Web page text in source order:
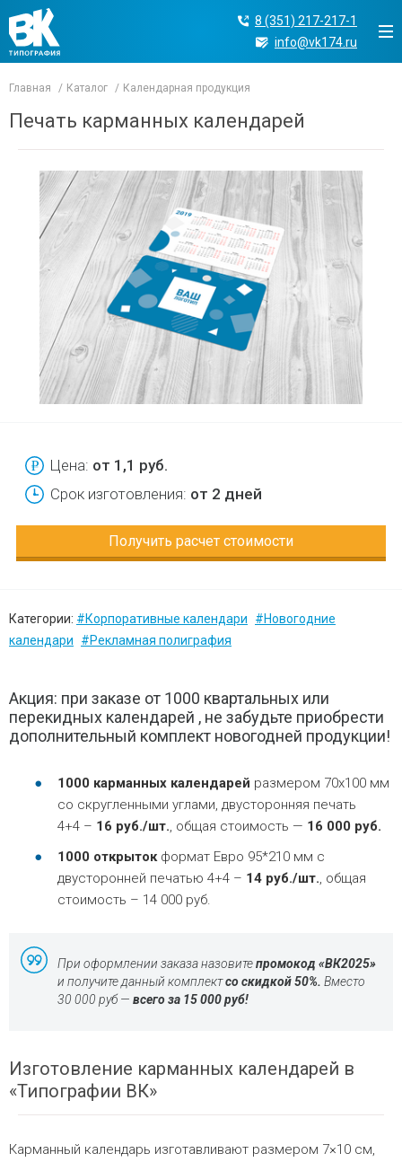
8 (351) 217-217-1
info@vk174.ru
Главная Каталог Календарная продукция
Печать карманных календарей
Цена: от 1,1 руб.
Срок изготовления: от 2 дней
Получить расчет стоимости
Категории: #Корпоративные календари
#Новогодние
календари
#Рекламная полиграфия
Акция: при заказе от 1000 квартальных или
перекидных календарей , не забудьте приобрести
дополнительный комплект новогодней продукции!
1000 карманных календарей размером 70x100 мм
со скругленными углами, двусторонняя печать
4+4 – 16 руб./шт., общая стоимость — 16 000 руб.
1000 открытокформат Евро 95*210 мм с
двусторонней печатью 4+4 – 14 руб./шт., общая
стоимость – 14 000 руб.
При оформлении заказа назовитепромокод «ВК2025»
и получите данный комплектсо скидкой 50%. Вместо
30 000 руб — всего за 15 000 руб!
Изготовление карманных календарей в
«Типографии ВК»
Карманный календарь изготавливают размером 7×10 см,